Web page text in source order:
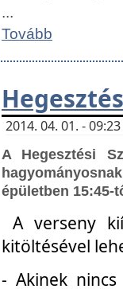
...
Tovább
2014. 04. 01. -
A Hegesztési
épületben 15:45-
A verseny
kitöltésével
- Akinek